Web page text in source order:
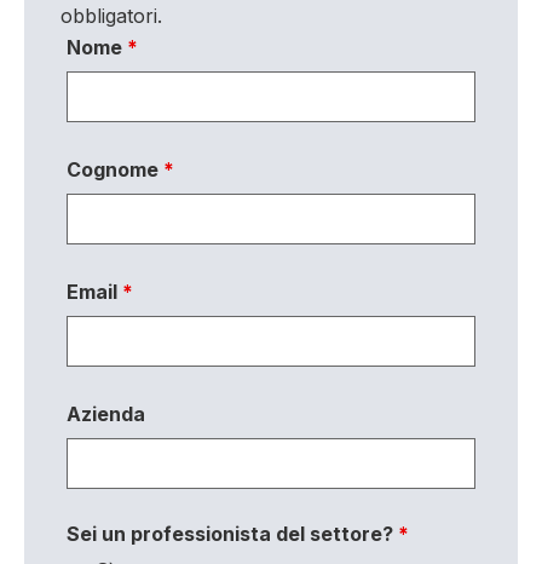
obbligatori.
Nome *
Cognome *
Email *
Azienda
Sei un professionista del settore? *